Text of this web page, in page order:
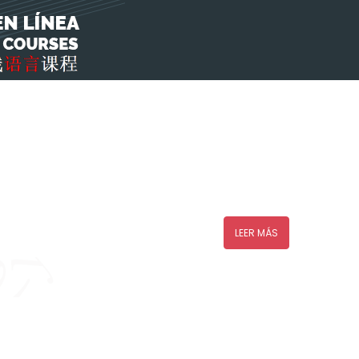
LEER MÁS